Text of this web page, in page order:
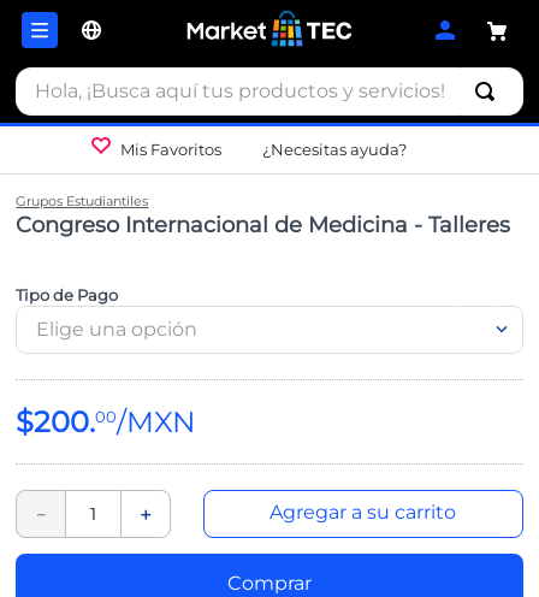
Hola, ¡Busca aquí tus productos y servicios!
Mis Favoritos ¿Necesitas ayuda?
Grupos Estudiantiles
Congreso Internacional de Medicina - Talleres
Tipo de Pago
Elige una opción
$200.00
＋
－ Agregar a su carrito
Comprar